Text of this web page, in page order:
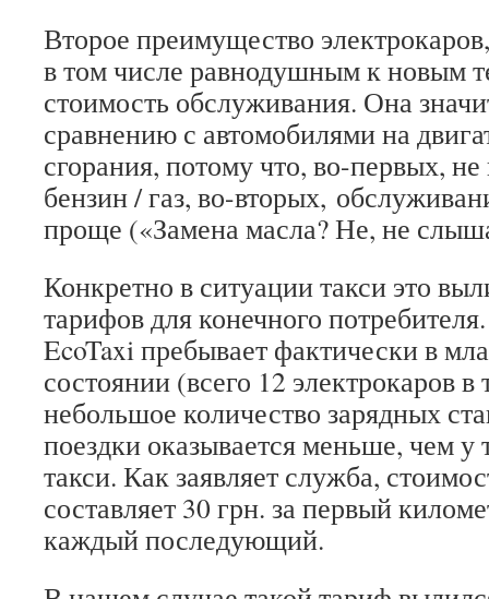
Второе преимущество
в том числе равнодушным к новым
стоимость обслуживания. Она
сравнению с автомобилями на
сгорания, потому что, во-первых,
бензин / газ, во-вторых,
проще («Замена масла? Не, не
Конкретно в ситуации такси это
тарифов для конечного
EcoTaxi пребывает фактически в
состоянии (всего 12 электрокаров в
небольшое количество зарядных
поездки оказывается меньше, чем
такси. Как заявляет служба,
составляет 30 грн. за первый
каждый последующий.